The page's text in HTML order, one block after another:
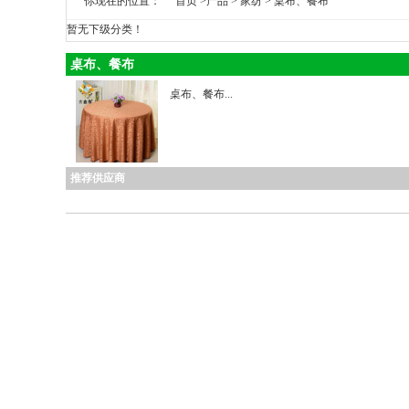
暂无下级分类！
桌布、餐布
桌布、餐布...
推荐供应商